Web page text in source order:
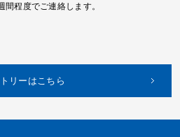
間程度でご連絡します。
リーはこちら